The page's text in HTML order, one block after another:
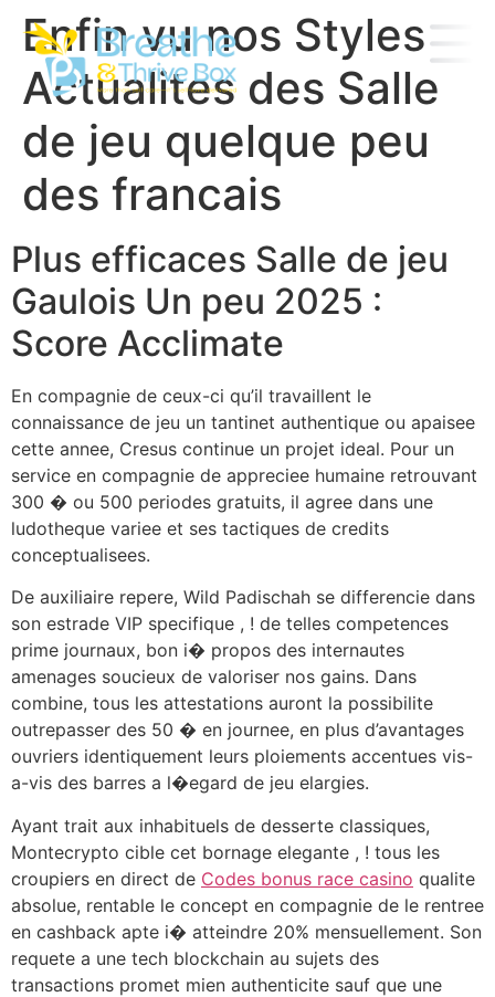
Enfin vu nos Styles
Actualites des Salle
de jeu quelque peu
des francais
Plus efficaces Salle de jeu
Gaulois Un peu 2025 :
Score Acclimate
En compagnie de ceux-ci qu’il travaillent le
connaissance de jeu un tantinet authentique ou apaisee
cette annee, Cresus continue un projet ideal. Pour un
service en compagnie de appreciee humaine retrouvant
300 � ou 500 periodes gratuits, il agree dans une
ludotheque variee et ses tactiques de credits
conceptualisees.
De auxiliaire repere, Wild Padischah se differencie dans
son estrade VIP specifique , ! de telles competences
prime journaux, bon i� propos des internautes
amenages soucieux de valoriser nos gains. Dans
combine, tous les attestations auront la possibilite
outrepasser des 50 � en journee, en plus d’avantages
ouvriers identiquement leurs ploiements accentues vis-
a-vis des barres a l�egard de jeu elargies.
Ayant trait aux inhabituels de desserte classiques,
Montecrypto cible cet bornage elegante , ! tous les
croupiers en direct de Codes bonus race casino qualite
absolue, rentable le concept en compagnie de le rentree
en cashback apte i� atteindre 20% mensuellement. Son
requete a une tech blockchain au sujets des
transactions promet mien authenticite sauf que une